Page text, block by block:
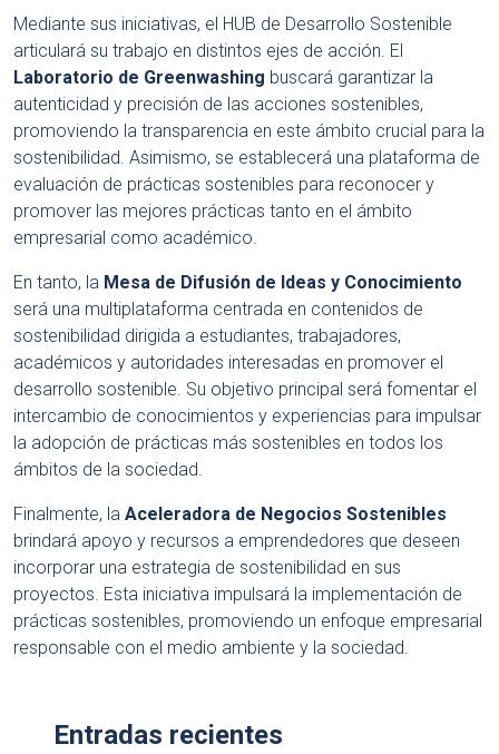
Mediante sus iniciativas, el HUB de Desarrollo Sostenible
articulará su trabajo en distintos ejes de acción. El
Laboratorio de Greenwashing buscará garantizar la
autenticidad y precisión de las acciones sostenibles,
promoviendo la transparencia en este ámbito crucial para la
sostenibilidad. Asimismo, se establecerá una plataforma de
evaluación de prácticas sostenibles para reconocer y
promover las mejores prácticas tanto en el ámbito
empresarial como académico.
En tanto, la Mesa de Difusión de Ideas y Conocimiento
será una multiplataforma centrada en contenidos de
sostenibilidad dirigida a estudiantes, trabajadores,
académicos y autoridades interesadas en promover el
desarrollo sostenible. Su objetivo principal será fomentar el
intercambio de conocimientos y experiencias para impulsar
la adopción de prácticas más sostenibles en todos los
ámbitos de la sociedad.
Finalmente, la Aceleradora de Negocios Sostenibles
brindará apoyo y recursos a emprendedores que deseen
incorporar una estrategia de sostenibilidad en sus
proyectos. Esta iniciativa impulsará la implementación de
prácticas sostenibles, promoviendo un enfoque empresarial
responsable con el medio ambiente y la sociedad.
Entradas recientes